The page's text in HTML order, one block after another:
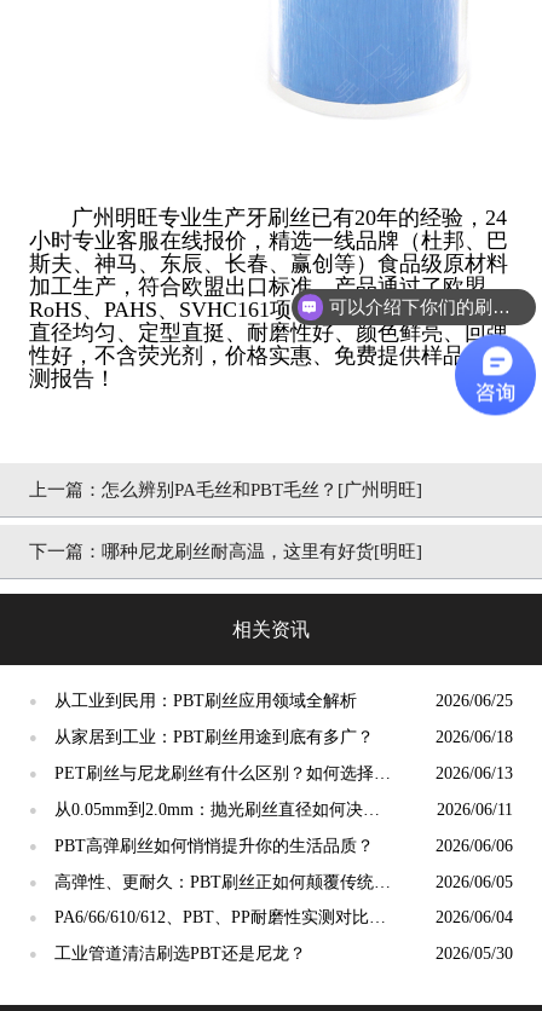
广州明旺专业生产牙刷丝已有20年的经验，24
小时专业客服在线报价，精选一线品牌（杜邦、巴
斯夫、神马、东辰、长春、赢创等）食品级原材料
加工生产，符合欧盟出口标准，产品通过了欧盟
RoHS、PAHS、SVHC161项、美国FDA检测认证，
直径均匀、定型直挺、耐磨性好、颜色鲜亮、回弹
性好，不含荧光剂，价格实惠、免费提供样品+检
测报告！
上一篇： 怎么辨别PA毛丝和PBT毛丝？[广州明旺]
下一篇： 哪种尼龙刷丝耐高温，这里有好货[明旺]
相关资讯
● 从工业到民用：PBT刷丝应用领域全解析 2026/06/25
● 从家居到工业：PBT刷丝用途到底有多广？ 2026/06/18
●
PET刷丝与尼龙刷丝有什么区别？如何选择更
合适？
2026/06/13
●
从0.05mm到2.0mm：抛光刷丝直径如何决定
抛光精度？
2026/06/11
● PBT高弹刷丝如何悄悄提升你的生活品质？ 2026/06/06
●
高弹性、更耐久：PBT刷丝正如何颠覆传统清
洁工具市场？
2026/06/05
●
PA6/66/610/612、PBT、PP耐磨性实测对比：
谁才是"耐磨之王"？
2026/06/04
● 工业管道清洁刷选PBT还是尼龙？ 2026/05/30
可以介绍下你们的刷丝吗？